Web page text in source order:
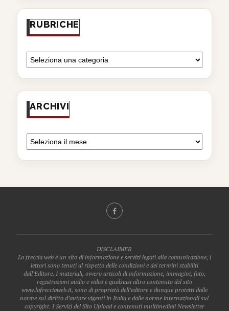
RUBRICHE
ARCHIVI
DISCLAIMER
La freccia web è un sito di informazione e servizi legati alla comunicazione, i
lettori sono tenuti al rispetto delle condizioni e dei termini stabiliti
dall’Editore. I materiali, ovvero articoli di informazione, immagini, foto,
registrazioni audio e video e qualsiasi altro contenuto del sito
www.lafrecciaweb.it, sono di proprietà dell’editore e dunque protetti dalle
norme sul diritto d’autore vigenti in Italia e dalle norme internazionali sul
copyright. I Servizi del Sito Upload e contenuti multimediali Newsletter